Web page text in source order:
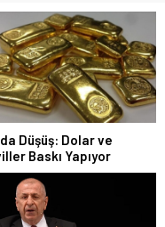
Düşüş: Dolar ve
Baskı Yapıyor